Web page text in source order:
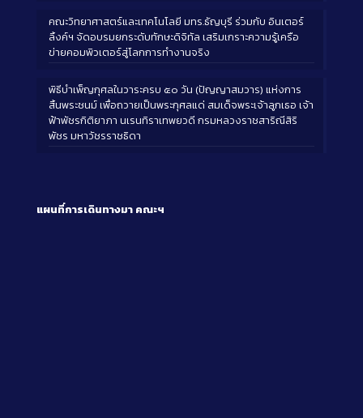
คณะวิทยาศาสตร์และเทคโนโลยี มทร.ธัญบุรี ร่วมกับ อินเตอร์
ลิ้งค์ฯ จัดอบรมยกระดับทักษะดิจิทัล เสริมเกราะความรู้เครือ
ข่ายคอมพิวเตอร์สู่โลกการทำงานจริง
พิธีบำเพ็ญกุศลในวาระครบ ๕๐ วัน (ปัญญาสมวาร) แห่งการ
สิ้นพระชนม์ เพื่อถวายเป็นพระกุศลแด่ สมเด็จพระเจ้าลูกเธอ เจ้า
ฟ้าพัชรกิติยาภา นเรนทิราเทพยวดี กรมหลวงราชสาริณีสิริ
พัชร มหาวัชรราชธิดา
แผนที่การเดินทางมา คณะฯ